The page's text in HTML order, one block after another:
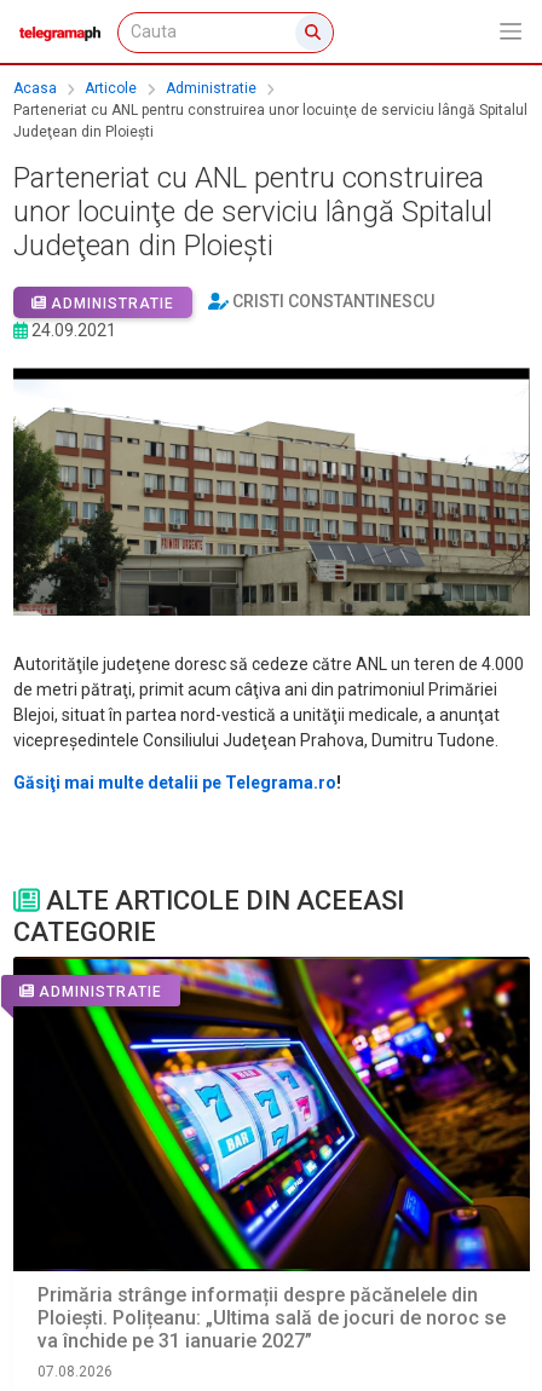
Acasa Articole
Administratie
Parteneriat cu ANL pentru construirea unor locuinţe de serviciu lângă Spitalul
Judeţean din Ploieşti
Parteneriat cu ANL pentru construirea
unor locuinţe de serviciu lângă Spitalul
Judeţean din Ploieşti
ADMINISTRATIE
CRISTI CONSTANTINESCU
24.09.2021
Autorităţile judeţene doresc să cedeze către ANL un teren de 4.000
de metri pătraţi, primit acum câţiva ani din patrimoniul Primăriei
Blejoi, situat în partea nord-vestică a unităţii medicale, a anunţat
vicepreşedintele Consiliului Judeţean Prahova, Dumitru Tudone.
Găsiţi mai multe detalii pe Telegrama.ro!
ALTE ARTICOLE DIN ACEEASI
CATEGORIE
ADMINISTRATIE
Primăria strânge informații despre păcănelele din
Ploiești. Polițeanu: „Ultima sală de jocuri de noroc se
va închide pe 31 ianuarie 2027”
07.08.2026